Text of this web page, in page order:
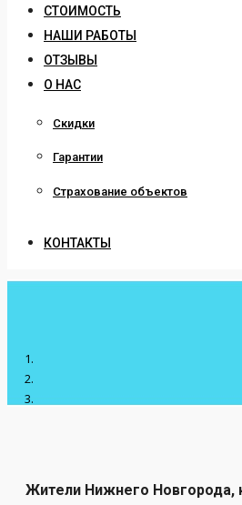
СТОИМОСТЬ
НАШИ РАБОТЫ
ОТЗЫВЫ
О НАС
Скидки
Гарантии
Страхование объектов
КОНТАКТЫ
Жители Нижнего Новгорода,